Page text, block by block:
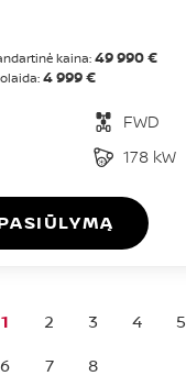
kaina: 49 990 €
4 999 €
FWD
178 kW
1 2 3 4
5
6
7 8